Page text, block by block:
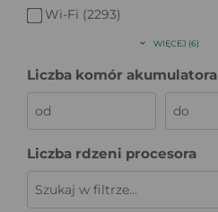
Wi-Fi (2293)
WIĘCEJ (6)
Liczba komór akumulatora
Liczba rdzeni procesora